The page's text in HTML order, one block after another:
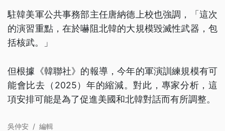
駐韓美軍公共事務部主任唐納德上校也強調，「這次
的演習重點，在於嚇阻北韓的大規模毀滅性武器，包
括核武。」
但根據《韓聯社》的報導，今年的軍演訓練規模有可
能會比去（2025）年的縮減。對此，專家分析，這
項安排可能是為了促進美國和北韓對話而有所調整。
吳仲安 / 編輯